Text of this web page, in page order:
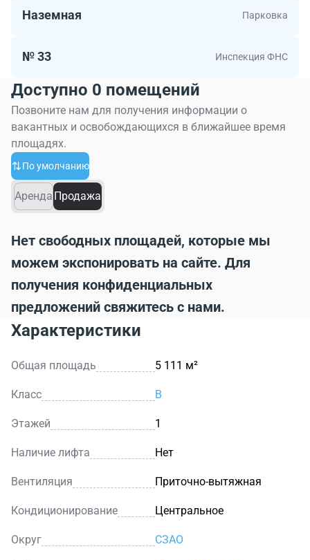
Наземная Парковка
№ 33 Инспекция ФНС
Доступно 0 помещений
Позвоните нам для получения информации о
вакантных и освобождающихся в ближайшее время
площадях.
По умолчанию
Аренда Продажа
Нет свободных площадей, которые мы
можем экспонировать на сайте. Для
получения конфиденциальных
предложений свяжитесь с нами.
Характеристики
Общая площадь 5 111 м²
Класс B
Этажей 1
Наличие лифта Нет
Вентиляция Приточно-вытяжная
Кондиционирование Центральное
Округ СЗАО